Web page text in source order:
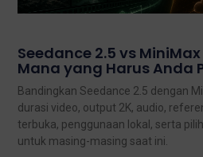
Seedance 2.5 vs
Mana yang Harus Anda
Bandingkan Seedance 2.5 dengan
durasi video, output 2K, audio,
terbuka, penggunaan lokal, serta
untuk masing-masing saat ini.